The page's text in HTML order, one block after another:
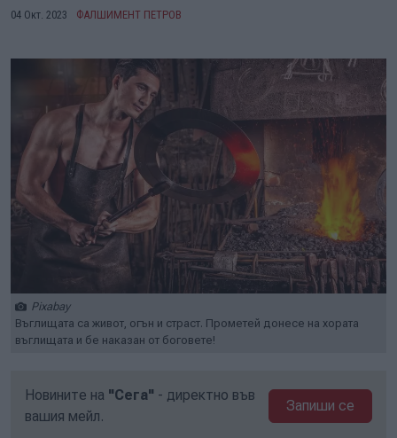
04 Окт. 2023 ФАЛШИМЕНТ ПЕТРОВ
Pixabay
Въглищата са живот, огън и страст. Прометей донесе на хората
въглищата и бе наказан от боговете!
Новините на "Сега" - директно във
вашия мейл.
Запиши се